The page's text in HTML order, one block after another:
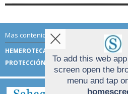
Mas contenido de Sahagún Digital:
HEMEROTECA
PROTECCIÓN DE DATOSTo add this web
screen open the
menu and tap
Aviso sobre el
Utilizamos cookies